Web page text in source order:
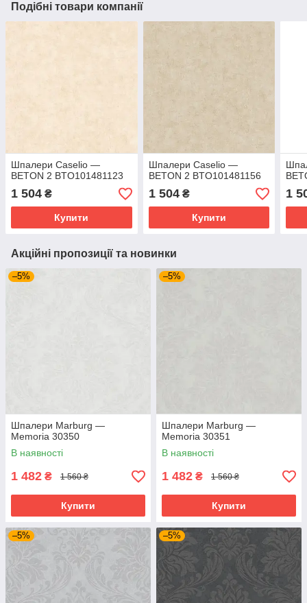
Подібні товари компанії
Шпалери Caselio —
BETON 2 BTO101481123
1 504 ₴
Купити
Шпалери Caselio —
BETON 2 BTO101481156
1 504₴
Купити
1
Акційні пропозиції та новинки
–5%
Шпалери Marburg —
Memoria 30350
В наявності
1 482 ₴ 1 560 ₴
Купити
–5%
Шпалери Marburg —
Memoria 30351
В наявності
1 482 ₴ 1 560 ₴
Купити
–5% –5%